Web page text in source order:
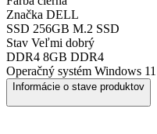
Značka DELL
SSD 256GB M.2 SSD
Stav Veľmi dobrý
DDR4 8GB DDR4
Operačný systém Windows
Informácie o stave produktov